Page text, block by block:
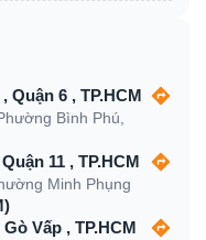
Quận 6 , TP.HCM
Bình Phú,
11 , TP.HCM
Minh Phụng
Vấp , TP.HCM